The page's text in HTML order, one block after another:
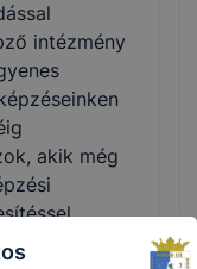
intézmény
akik még